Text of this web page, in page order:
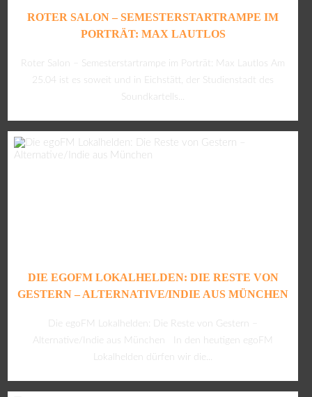
ROTER SALON – SEMESTERSTARTRAMPE IM
PORTRÄT: MAX LAUTLOS
Roter Salon – Semesterstartrampe im Porträt: Max Lautlos Am
25.04 ist es soweit und in Eichstätt, der Studienstadt des
Soundkartells...
DIE EGOFM LOKALHELDEN: DIE RESTE VON
GESTERN – ALTERNATIVE/INDIE AUS MÜNCHEN
Die egoFM Lokalhelden: Die Reste von Gestern –
Alternative/Indie aus München In den heutigen egoFM
Lokalhelden dürfen wir die...